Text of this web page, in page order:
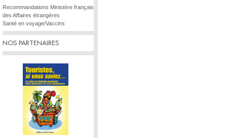
Recommandations Ministère français
des Affaires étrangères
Santé en voyage/Vaccins
NOS PARTENAIRES